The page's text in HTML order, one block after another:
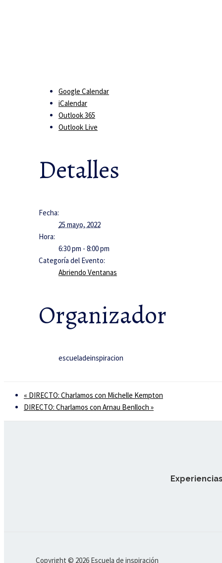
Google Calendar
iCalendar
Outlook 365
Outlook Live
Detalles
Fecha:
25 mayo, 2022
Hora:
6:30 pm - 8:00 pm
Categoría del Evento:
Abriendo Ventanas
Organizador
escueladeinspiracion
« DIRECTO: Charlamos con Michelle Kempton
DIRECTO: Charlamos con Arnau Benlloch »
Copyright © 2026 Escuela de inspiración